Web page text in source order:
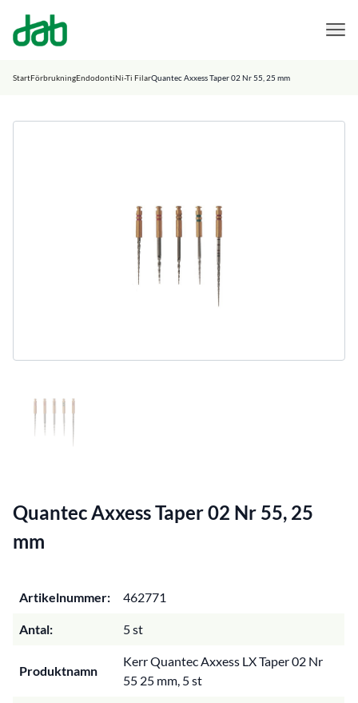
DAB Dental
StartFörbrukningEndodontiNi-Ti FilarQuantec Axxess Taper 02 Nr 55, 25 mm
Quantec Axxess Taper 02 Nr 55, 25
mm
Artikelnummer: 462771
Antal: 5 st
Produktnamn
Kerr Quantec Axxess LX Taper 02 Nr
55 25 mm, 5 st